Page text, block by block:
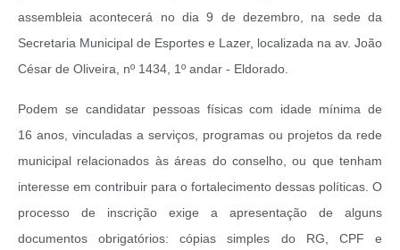
assembleia acontecerá no dia 9 de dezembro, na sede da
Secretaria Municipal de Esportes e Lazer, localizada na av. João
César de Oliveira, nº 1434, 1º andar - Eldorado.
Podem se candidatar pessoas físicas com idade mínima de
16 anos, vinculadas a serviços, programas ou projetos da rede
municipal relacionados às áreas do conselho, ou que tenham
interesse em contribuir para o fortalecimento dessas políticas. O
processo de inscrição exige a apresentação de alguns
documentos obrigatórios: cópias simples do RG, CPF e